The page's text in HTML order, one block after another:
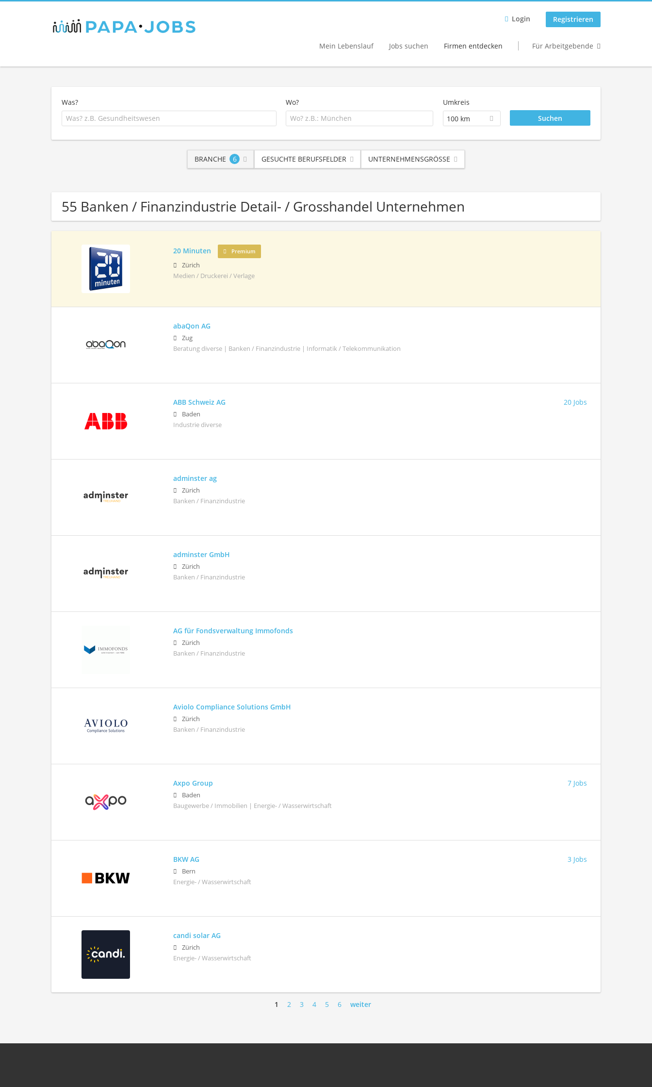
Login Registrieren
Mein Lebenslauf Jobs suchen Firmen entdecken Für Arbeitgebende
Was? Wo?
Umkreis
100 km
BRANCHE 6 GESUCHTE BERUFSFELDER UNTERNEHMENSGRÖSSE
55 Banken / Finanzindustrie Detail- / Grosshandel Unternehmen
20 Minuten Premium
Zürich
Medien / Druckerei / Verlage
abaQon AG
Zug
Beratung diverse | Banken / Finanzindustrie | Informatik / Telekommunikation
ABB Schweiz AG
Baden
Industrie diverse
20 Jobs
adminster ag
Zürich
Banken / Finanzindustrie
adminster GmbH
Zürich
Banken / Finanzindustrie
AG für Fondsverwaltung Immofonds
Zürich
Banken / Finanzindustrie
Aviolo Compliance Solutions GmbH
Zürich
Banken / Finanzindustrie
Axpo Group
Baden
Baugewerbe / Immobilien | Energie- / Wasserwirtschaft
7 Jobs
BKW AG
Bern
Energie- / Wasserwirtschaft
3 Jobs
candi solar AG
Zürich
Energie- / Wasserwirtschaft
1 2 3 4 5 6 weiter